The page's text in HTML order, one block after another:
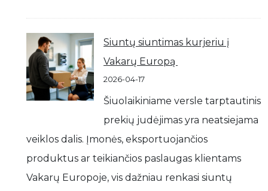
Siuntų siuntimas kurjeriu į
Vakarų Europą
2026-04-17
Šiuolaikiniame versle tarptautinis
prekių judėjimas yra neatsiejama
veiklos dalis. Įmonės, eksportuojančios
produktus ar teikiančios paslaugas klientams
Vakarų Europoje, vis dažniau renkasi siuntų